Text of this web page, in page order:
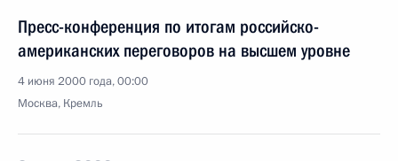
Пресс-конференция по итогам российско-
американских переговоров на высшем уровне
4 июня 2000 года, 00:00
Москва, Кремль